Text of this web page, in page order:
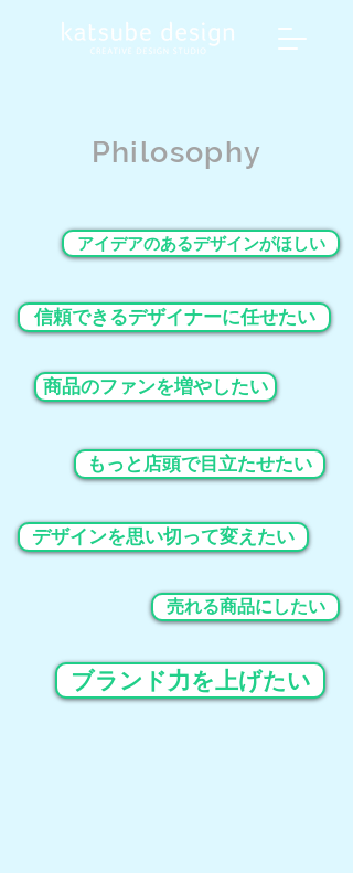
Philosophy
アイデアのあるデザインがほしい
信頼できるデザイナーに任せたい
商品のファンを増やしたい
もっと店頭で目立たせたい
デザインを思い切って変えたい
売れる商品にしたい
ブランド力を上げたい